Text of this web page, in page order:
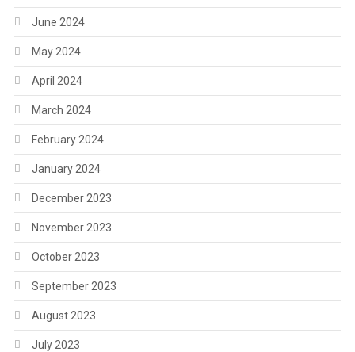
June 2024
May 2024
April 2024
March 2024
February 2024
January 2024
December 2023
November 2023
October 2023
September 2023
August 2023
July 2023